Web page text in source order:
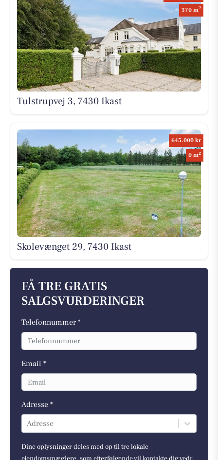
370 m2
Tulstrupvej 3, 7430 Ikast
645.000 kr
0 m2
Skolevænget 29, 7430 Ikast
FÅ TRE GRATIS
SALGSVURDERINGER
Telefonnummer *
Email *
Adresse *
Adresse
Dine oplysninger deles med op til tre lokale